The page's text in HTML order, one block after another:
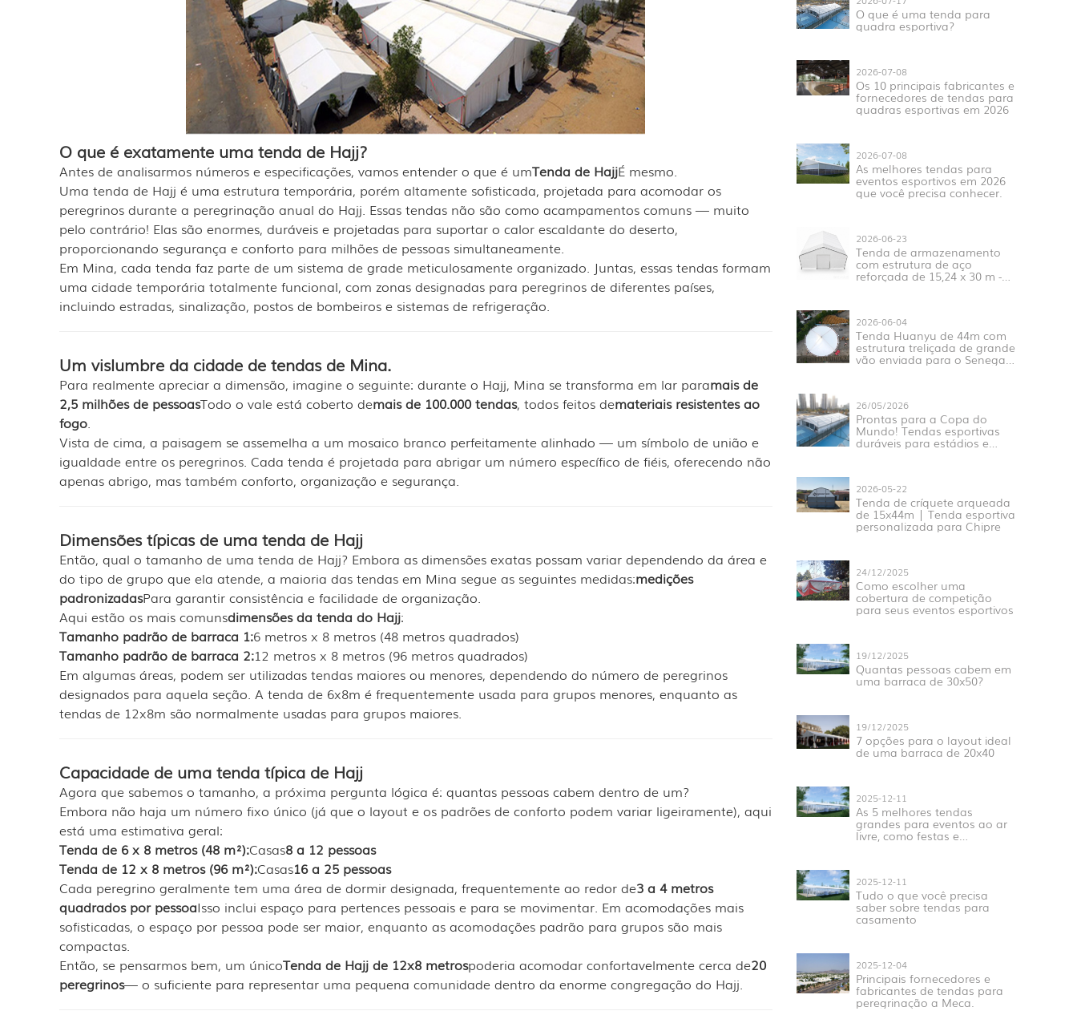
O que é uma tenda para
quadra esportiva?
2026-07-08
Os 10 principais fabricantes e
fornecedores de tendas para
quadras esportivas em 2026
2026-07-08
As melhores tendas para
eventos esportivos em 2026
que você precisa conhecer.
2026-06-23
Tenda de armazenamento
com estrutura de aço
reforçada de 15,24 x 30 m -
2026-06-04
Tenda Huanyu de 44m com
estrutura treliçada de grande
vão enviada para o Senegal
26/05/2026
Prontas para a Copa do
Mundo! Tendas esportivas
duráveis ​​para estádios e
2026-05-22
Tenda de críquete arqueada
de 15x44m | Tenda esportiva
personalizada para Chipre
24/12/2025
Como escolher uma
cobertura de competição
para seus eventos esportivos
19/12/2025
Quantas pessoas cabem em
uma barraca de 30x50?
19/12/2025
7 opções para o layout ideal
de uma barraca de 20x40
2025-12-11
As 5 melhores tendas
grandes para eventos ao ar
livre, como festas e
2025-12-11
Tudo o que você precisa
saber sobre tendas para
casamento
2025-12-04
Principais fornecedores e
fabricantes de tendas para
peregrinação a Meca.
O que é exatamente uma tenda de Hajj?
Antes de analisarmos números e especificações, vamos entender o que é umTenda de HajjÉ mesmo.
Uma tenda de Hajj é uma estrutura temporária, porém altamente sofisticada, projetada para acomodar os
peregrinos durante a peregrinação anual do Hajj. Essas tendas não são como acampamentos comuns — muito
pelo contrário! Elas são enormes, duráveis ​​e projetadas para suportar o calor escaldante do deserto,
proporcionando segurança e conforto para milhões de pessoas simultaneamente.
Em Mina, cada tenda faz parte de um sistema de grade meticulosamente organizado. Juntas, essas tendas formam
uma cidade temporária totalmente funcional, com zonas designadas para peregrinos de diferentes países,
incluindo estradas, sinalização, postos de bombeiros e sistemas de refrigeração.
Um vislumbre da cidade de tendas de Mina.
Para realmente apreciar a dimensão, imagine o seguinte: durante o Hajj, Mina se transforma em lar paramais de
2,5 milhões de pessoasTodo o vale está coberto demais de 100.000 tendas, todos feitos demateriais resistentes ao
fogo.
Vista de cima, a paisagem se assemelha a um mosaico branco perfeitamente alinhado — um símbolo de união e
igualdade entre os peregrinos. Cada tenda é projetada para abrigar um número específico de fiéis, oferecendo não
apenas abrigo, mas também conforto, organização e segurança.
Dimensões típicas de uma tenda de Hajj
Então, qual o tamanho de uma tenda de Hajj? Embora as dimensões exatas possam variar dependendo da área e
do tipo de grupo que ela atende, a maioria das tendas em Mina segue as seguintes medidas:medições
padronizadasPara garantir consistência e facilidade de organização.
Aqui estão os mais comunsdimensões da tenda do Hajj:
Tamanho padrão de barraca 1:6 metros x 8 metros (48 metros quadrados)
Tamanho padrão de barraca 2:12 metros x 8 metros (96 metros quadrados)
Em algumas áreas, podem ser utilizadas tendas maiores ou menores, dependendo do número de peregrinos
designados para aquela seção. A tenda de 6x8m é frequentemente usada para grupos menores, enquanto as
tendas de 12x8m são normalmente usadas para grupos maiores.
Capacidade de uma tenda típica de Hajj
Agora que sabemos o tamanho, a próxima pergunta lógica é: quantas pessoas cabem dentro de um?
Embora não haja um número fixo único (já que o layout e os padrões de conforto podem variar ligeiramente), aqui
está uma estimativa geral:
Tenda de 6 x 8 metros (48 m²):Casas8 a 12 pessoas
Tenda de 12 x 8 metros (96 m²):Casas16 a 25 pessoas
Cada peregrino geralmente tem uma área de dormir designada, frequentemente ao redor de3 a 4 metros
quadrados por pessoaIsso inclui espaço para pertences pessoais e para se movimentar. Em acomodações mais
sofisticadas, o espaço por pessoa pode ser maior, enquanto as acomodações padrão para grupos são mais
compactas.
Então, se pensarmos bem, um únicoTenda de Hajj de 12x8 metrospoderia acomodar confortavelmente cerca de20
peregrinos— o suficiente para representar uma pequena comunidade dentro da enorme congregação do Hajj.